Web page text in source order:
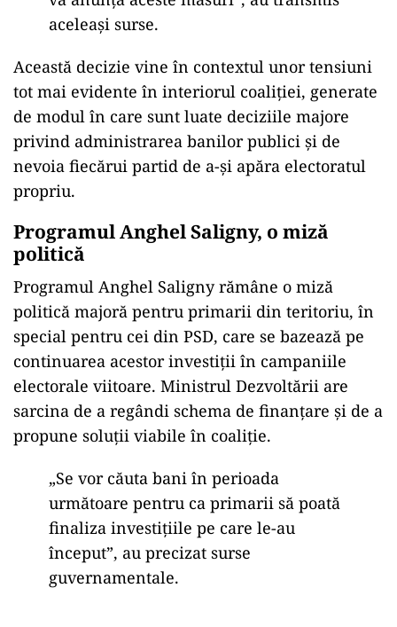
Ilie Bolojan, principalul artizan al reformei
şedinţei pentru modul unilateral în care a lucrat
până acum. Potrivit surselor citate, s-a decis
instituirea unui nou mecanism de colaborare.
„Fiecare proiect va fi discutat cu liderii
coaliției și ei vor avea la dispoziție o
mai apoi Ilie Bolojan va ieși public și
va anunța aceste măsuri”, au transmis
aceleaşi surse.
Această decizie vine în contextul unor tensiuni
tot mai evidente în interiorul coaliţiei, generate
de modul în care sunt luate deciziile majore
privind administrarea banilor publici şi de
nevoia fiecărui partid de a-şi apăra electoratul
propriu.
Programul Anghel Saligny, o miză
politică
Programul Anghel Saligny rămâne o miză
politică majoră pentru primarii din teritoriu, în